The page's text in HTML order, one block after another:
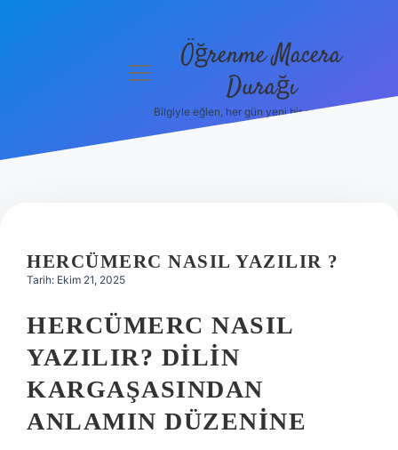
Hakkımızda
menüyü Öğrenme Macera
Durağı
Bilgiyle eğlen, her gün yeni bir şeyler öğren!
HERCÜMERC NASIL YAZILIR ?
Tarih: Ekim 21, 2025
HERCÜMERC NASIL
YAZILIR? DILIN
KARGAŞASINDAN
ANLAMIN DÜZENINE